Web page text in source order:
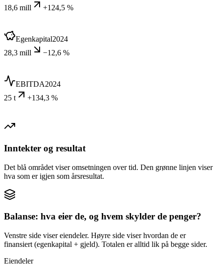
18,6 mill
+124,5 %
Egenkapital2024
28,3 mill
−12,6 %
EBITDA2024
25 t
+134,3 %
Inntekter og resultat
Det blå området viser omsetningen over tid. Den grønne linjen viser
hva som er igjen som årsresultat.
Balanse: hva eier de, og hvem skylder de penger?
Venstre side viser eiendeler. Høyre side viser hvordan de er
finansiert (egenkapital + gjeld). Totalen er alltid lik på begge sider.
Eiendeler